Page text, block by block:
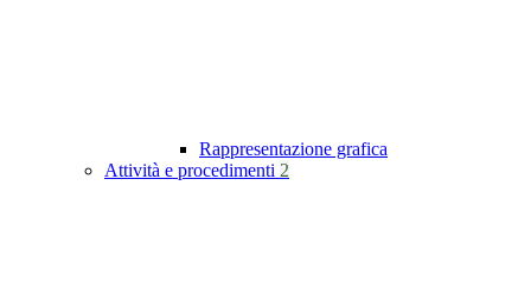
Rappresentazione grafica
Attività e procedimenti 2